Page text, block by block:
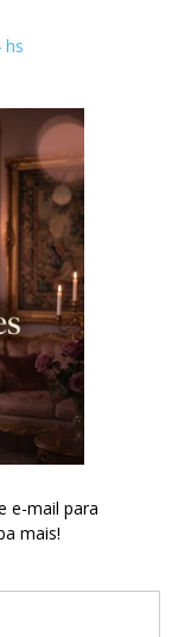
hs
e-mail para
mais!